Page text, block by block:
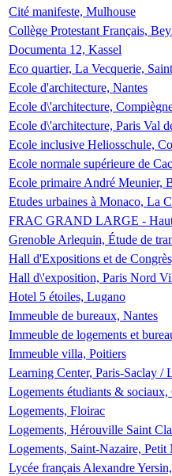
Cité manifeste, Mulhouse
Collège Protestant Français,
Documenta 12, Kassel
Eco quartier, La Vecquerie,
Ecole d'architecture, Nantes
Ecole d\'architecture,
Ecole d\'architecture, Paris Val
Ecole inclusive Heliosschule,
Ecole normale supérieure de
Ecole primaire André Meunier,
Etudes urbaines à Monaco, La
FRAC GRAND LARGE -
Grenoble Arlequin, Étude de
Hall d'Expositions et de
Hall d\'exposition, Paris Nord
Hotel 5 étoiles, Lugano
Immeuble de bureaux, Nantes
Immeuble de logements et
Immeuble villa, Poitiers
Learning Center, Paris-Saclay /
Logements étudiants & sociaux,
Logements, Floirac
Logements, Hérouville Saint
Logements, Saint-Nazaire, Petit
Lycée français Alexandre